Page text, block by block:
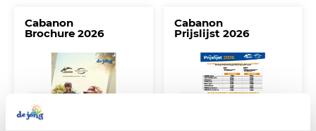
Cabanon
Brochure 2026
Cabanon
Prijslijst 2026